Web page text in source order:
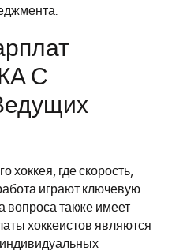
С
хоккея, где скорость,
играют ключевую
вопроса также имеет
хоккеистов являются
индивидуальных